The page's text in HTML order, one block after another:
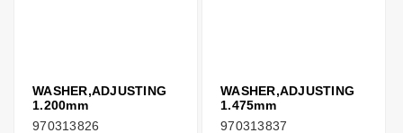
WASHER,ADJUSTING
1.200mm
970313826
WASHER,ADJUSTING
1.475mm
970313837